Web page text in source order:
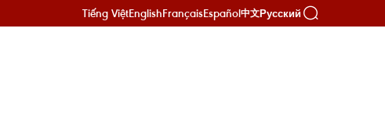
Tiếng ViệtEnglishFrançaisEspañol中文Русский